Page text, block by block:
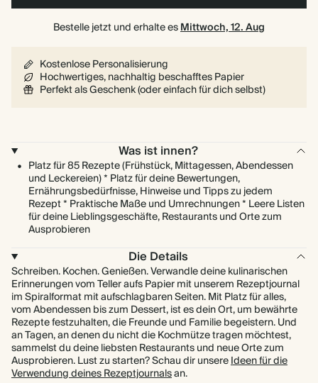
Bestelle jetzt und erhalte esMittwoch, 12. Aug
Kostenlose Personalisierung
Hochwertiges, nachhaltig beschafftes Papier
Perfekt als Geschenk (oder einfach für dich selbst)
Was ist innen?
Platz für 85 Rezepte (Frühstück, Mittagessen, Abendessen
und Leckereien) * Platz für deine Bewertungen,
Ernährungsbedürfnisse, Hinweise und Tipps zu jedem
Rezept * Praktische Maße und Umrechnungen * Leere Listen
für deine Lieblingsgeschäfte, Restaurants und Orte zum
Ausprobieren
Die Details
Schreiben. Kochen. Genießen. Verwandle deine kulinarischen
Erinnerungen vom Teller aufs Papier mit unserem Rezeptjournal
im Spiralformat mit aufschlagbaren Seiten. Mit Platz für alles,
vom Abendessen bis zum Dessert, ist es dein Ort, um bewährte
Rezepte festzuhalten, die Freunde und Familie begeistern. Und
an Tagen, an denen du nicht die Kochmütze tragen möchtest,
sammelst du deine liebsten Restaurants und neue Orte zum
Ausprobieren. Lust zu starten? Schau dir unsereIdeen für die
Verwendung deines Rezeptjournalsan.